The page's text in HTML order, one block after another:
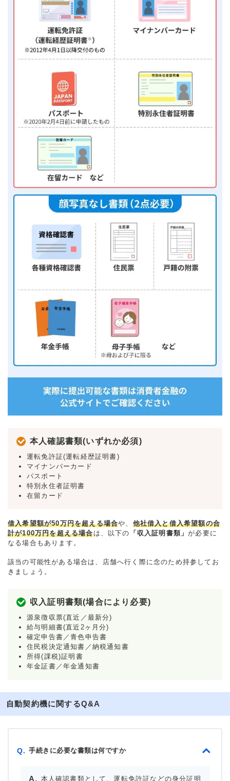
本人確認書類(いずれか必須)
運転免許証(運転経歴証明書)
マイナンバーカード
パスポート
特別永住者証明書
在留カード
借入希望額が50万円を超える場合や、 他社借入と借入希望額の合
計が100万円を超える場合は、以下の 「収入証明書類」が必要に
なる場合もあります。
該当の可能性がある場合は、店舗へ行く際に念のため持参してお
きましょう。
収入証明書類(場合により必要)
源泉徴収票(直近／最新分)
給与明細書(直近2ヶ月分)
確定申告書／青色申告書
住民税決定通知書／納税通知書
所得(課税)証明書
年金証書／年金通知書
自動契約機に関するQ&A
Q. 手続きに必要な書類は何ですか
本人確認書類として、運転免許証などの身分証明